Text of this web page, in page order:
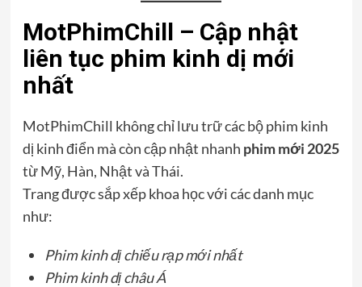
MotPhimChill – Cập nhật
liên tục phim kinh dị mới
nhất
MotPhimChill không chỉ lưu trữ các bộ phim kinh
dị kinh điển mà còn cập nhật nhanh phim mới 2025
từ Mỹ, Hàn, Nhật và Thái.
Trang được sắp xếp khoa học với các danh mục
như:
Phim kinh dị chiếu rạp mới nhất
Phim kinh dị châu Á